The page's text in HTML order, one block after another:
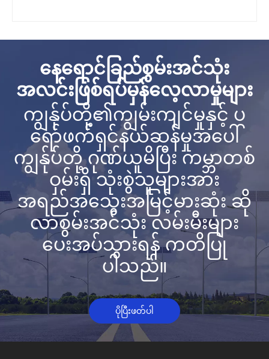
နေရောင်ခြည်စွမ်းအင်သုံး
အလင်းဖြစ်ရပ်မှန်လေ့လာမှုများ
ကျွန်ုပ်တို့၏ကျွမ်းကျင်မှုနှင့် ပ
ရော်ဖက်ရှင်နယ်ဆန်မှုအပေါ်
ကျွန်ုပ်တို့ ဂုဏ်ယူမိပြီး ကမ္ဘာတစ်
ဝှမ်းရှိ သုံးစွဲသူများအား
အရည်အသွေးအမြင့်မားဆုံး ဆို
လာစွမ်းအင်သုံး လမ်းမီးများ
ပေးအပ်သွားရန် ကတိပြု
ပါသည်။
ပိုပြီးဖတ်ပါ